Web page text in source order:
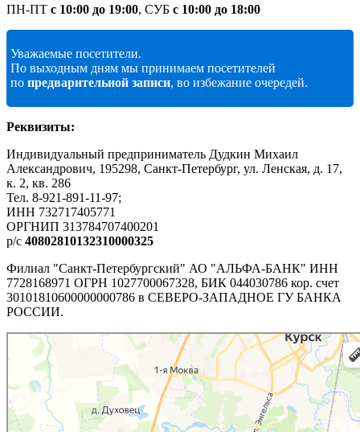
ПН-ПТ с 10:00 до 19:00, СУБ с 10:00 до 18:00
Уважаемые посетители.
По выходным дням мы принимаем посетителей
по предварительной записи, во избежание очередей.
Реквизиты:
Индивидуальный предприниматель Дудкин Михаил
Александрович, 195298, Санкт-Петербург, ул. Ленская, д. 17,
к. 2, кв. 286
Тел. 8-921-891-11-97;
ИНН 732717405771
ОРГНИП 313784707400201
р/c 40802810132310000325
Филиал "Санкт-Петербургский" АО "АЛЬФА-БАНК" ИНН
7728168971 ОГРН 1027700067328, БИК 044030786 кор. счет
30101810600000000786 в СЕВЕРО-ЗАПАДНОЕ ГУ БАНКА
РОССИИ.